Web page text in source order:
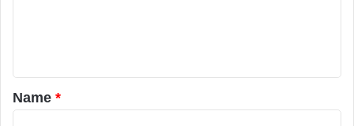
a
r
Name *